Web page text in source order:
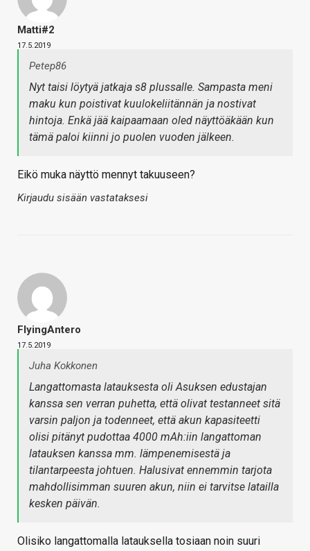
Matti#2
17.5.2019
Petep86
Nyt taisi löytyä jatkaja s8 plussalle. Sampasta meni
maku kun poistivat kuulokeliitännän ja nostivat
hintoja. Enkä jää kaipaamaan oled näyttöäkään kun
tämä paloi kiinni jo puolen vuoden jälkeen.
Eikö muka näyttö mennyt takuuseen?
Kirjaudu sisään vastataksesi
FlyingAntero
17.5.2019
Juha Kokkonen
Langattomasta latauksesta oli Asuksen edustajan
kanssa sen verran puhetta, että olivat testanneet sitä
varsin paljon ja todenneet, että akun kapasiteetti
olisi pitänyt pudottaa 4000 mAh:iin langattoman
latauksen kanssa mm. lämpenemisestä ja
tilantarpeesta johtuen. Halusivat ennemmin tarjota
mahdollisimman suuren akun, niin ei tarvitse latailla
kesken päivän.
Olisiko langattomalla latauksella tosiaan noin suuri